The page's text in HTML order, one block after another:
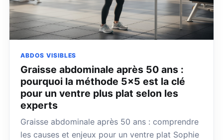
ABDOS VISIBLES
Graisse abdominale après 50 ans :
pourquoi la méthode 5×5 est la clé
pour un ventre plus plat selon les
experts
Graisse abdominale après 50 ans : comprendre
les causes et enjeux pour un ventre plat Sophie